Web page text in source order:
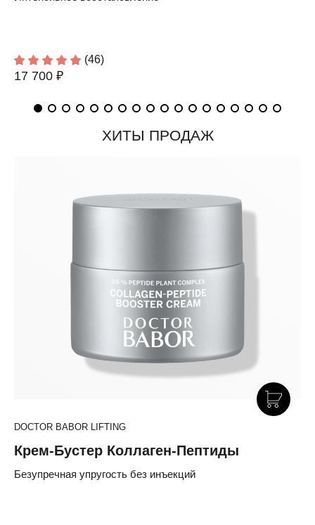
(46)
17 700 ₽
ХИТЫ ПРОДАЖ
DOCTOR BABOR LIFTING
Крем-Бустер Коллаген-Пептиды
Безупречная упругость без инъекций